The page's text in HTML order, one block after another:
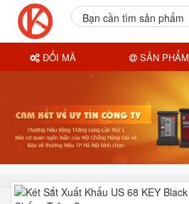
Bạn cần tìm sản phẩm
ĐỔI MÃ SẢN PHẨM